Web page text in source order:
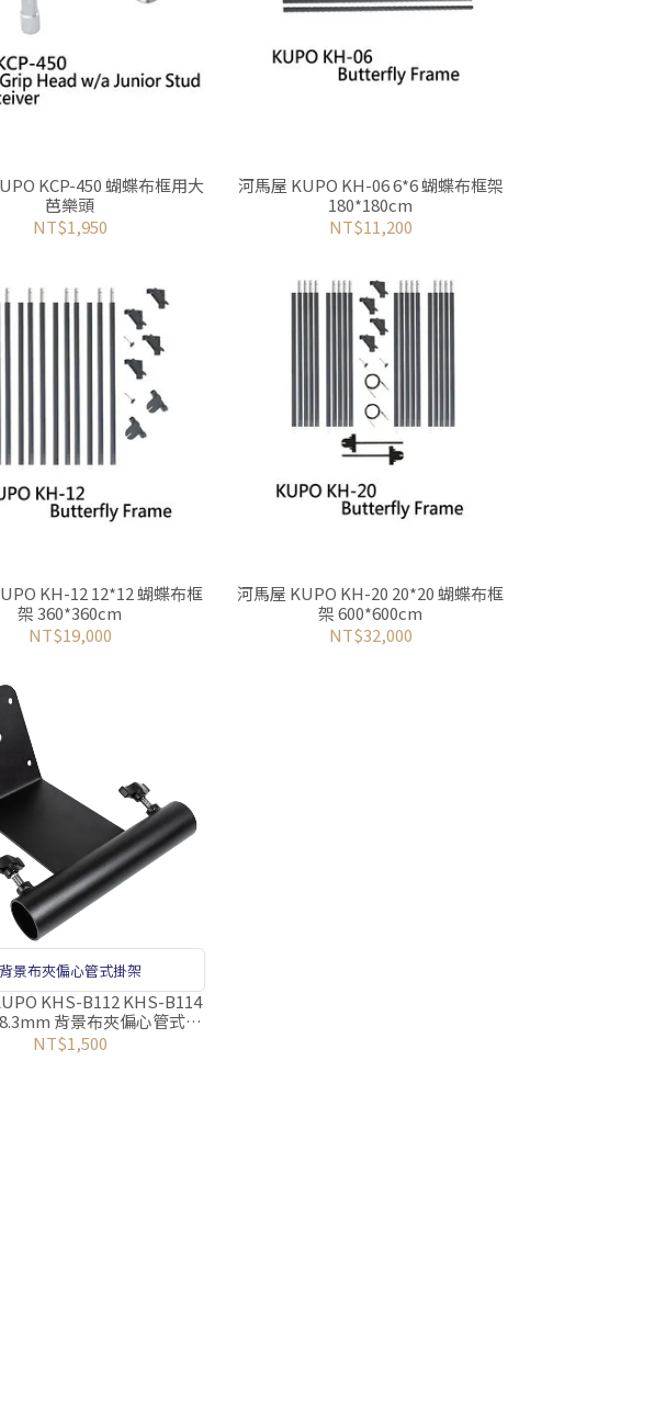
KCP-450 蝴蝶布框用大
芭樂頭
NT$1,950
河馬屋 KUPO KH-06 6*6 蝴蝶布框架
180*180cm
NT$11,200
KH-12 12*12 蝴蝶布框
架 360*360cm
NT$19,000
河馬屋 KUPO KH-20 20*20 蝴蝶布框
架 600*600cm
NT$32,000
背景布夾偏心管式掛架
KHS-B112 KHS-B114
背景布夾偏心管式掛
架
NT$1,500